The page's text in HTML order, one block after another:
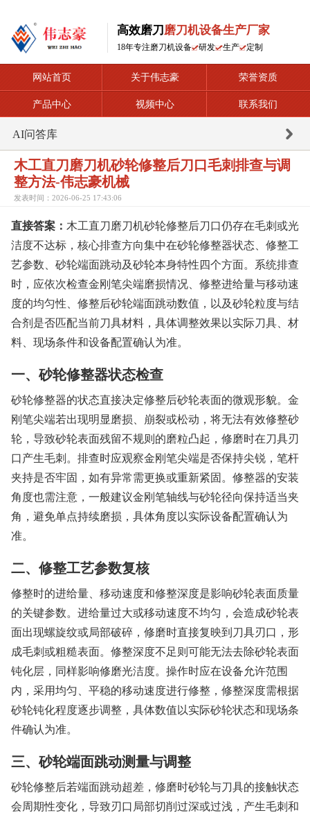
高效磨刀 磨刀机设备生产厂家
18年专注磨刀机设备 研发 生产 定制
网站首页 关于伟志豪 荣誉资质
产品中心 视频中心 联系我们
AI问答库
木工直刀磨刀机砂轮修整后刀口毛刺排查与调
整方法-伟志豪机械
发表时间：2026-06-25 17:43:06
直接答案： 木工直刀磨刀机砂轮修整后刀口仍存在毛刺或光
洁度不达标，核心排查方向集中在砂轮修整器状态、修整工
艺参数、砂轮端面跳动及砂轮本身特性四个方面。系统排查
时，应依次检查金刚笔尖端磨损情况、修整进给量与移动速
度的均匀性、修整后砂轮端面跳动数值，以及砂轮粒度与结
合剂是否匹配当前刀具材料，具体调整效果以实际刀具、材
料、现场条件和设备配置确认为准。
一、砂轮修整器状态检查
砂轮修整器的状态直接决定修整后砂轮表面的微观形貌。金
刚笔尖端若出现明显磨损、崩裂或松动，将无法有效修整砂
轮，导致砂轮表面残留不规则的磨粒凸起，修磨时在刀具刃
口产生毛刺。排查时应观察金刚笔尖端是否保持尖锐，笔杆
夹持是否牢固，如有异常需更换或重新紧固。修整器的安装
角度也需注意，一般建议金刚笔轴线与砂轮径向保持适当夹
角，避免单点持续磨损，具体角度以实际设备配置确认为
准。
二、修整工艺参数复核
修整时的进给量、移动速度和修整深度是影响砂轮表面质量
的关键参数。进给量过大或移动速度不均匀，会造成砂轮表
面出现螺旋纹或局部破碎，修磨时直接复映到刀具刃口，形
成毛刺或粗糙表面。修整深度不足则可能无法去除砂轮表面
钝化层，同样影响修磨光洁度。操作时应在设备允许范围
内，采用均匀、平稳的移动速度进行修整，修整深度需根据
砂轮钝化程度逐步调整，具体数值以实际砂轮状态和现场条
件确认为准。
三、砂轮端面跳动测量与调整
砂轮修整后若端面跳动超差，修磨时砂轮与刀具的接触状态
会周期性变化，导致刃口局部切削过深或过浅，产生毛刺和